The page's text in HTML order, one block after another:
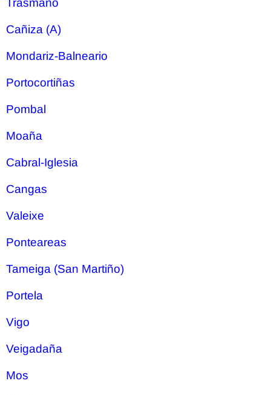
Trasmaño
Cañiza (A)
Mondariz-Balneario
Portocortiñas
Pombal
Moaña
Cabral-Iglesia
Cangas
Valeixe
Ponteareas
Tameiga (San Martiño)
Portela
Vigo
Veigadaña
Mos